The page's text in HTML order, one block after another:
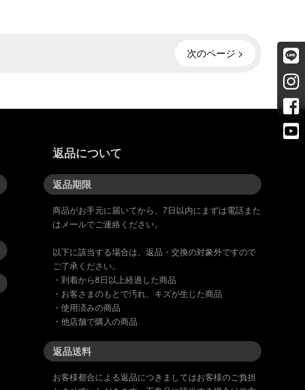
次のページ >
返品について
返品期限
商品がお手元に届いてから、7日以内にまずは電話また
はメールでご連絡ください。
以下に該当する場合は、返品・交換の対象外ですので
ご了承ください。
・到着から8日以上経過した商品
・お客さまのもとで汚れ、キズが生じた商品
・使用済みの商品
・他店舗で購入の商品
返品送料
お客様都合による返品につきましてはお客様のご負担